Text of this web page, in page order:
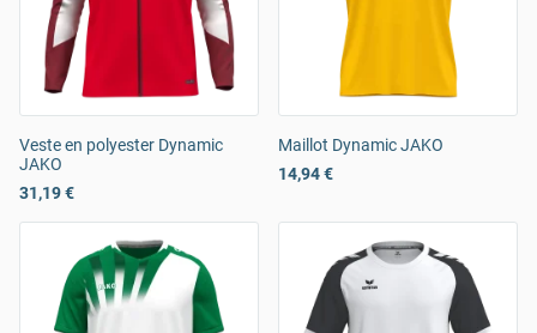
Veste en polyester Dynamic
JAKO
31,19 €
Maillot Dynamic JAKO
14,94 €